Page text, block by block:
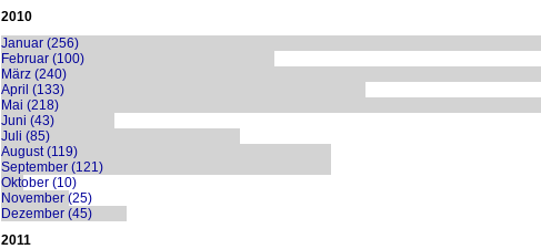
2010
Januar (256)
Februar (100)
März (240)
April (133)
Mai (218)
Juni (43)
Juli (85)
August (119)
September (121)
Oktober (10)
November (25)
Dezember (45)
2011